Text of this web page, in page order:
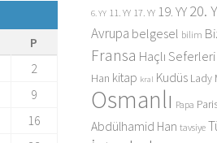
P
2
9
16
6. YY 11. YY 17. YY 19. YY20.
Avrupa belgesel bilim
Fransa Haçlı Seferleri
Han kitap kral Kudüs Lady
Osmanlı Papa
Abdülhamid Han tavsiye